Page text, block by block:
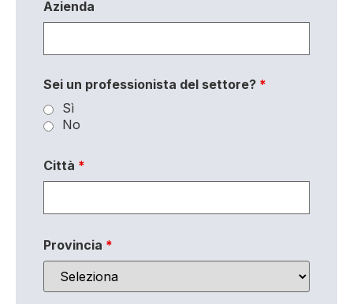
Azienda
Sei un professionista del settore? *
Sì
No
Città *
Provincia *